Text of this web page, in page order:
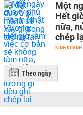
Một
Hết
nữa,
chép
KINH DOANH
Theo ngày